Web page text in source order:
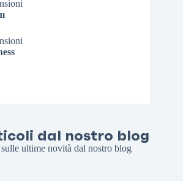
dal nostro blog
ultime novità dal nostro blog